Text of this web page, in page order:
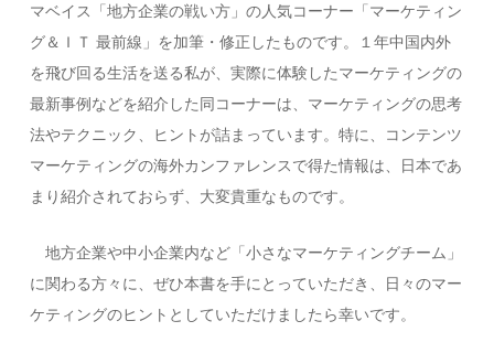
マベイス「地方企業の戦い方」の人気コーナー「マーケティン
グ＆ＩＴ 最前線」を加筆・修正したものです。１年中国内外
を飛び回る生活を送る私が、実際に体験したマーケティングの
最新事例などを紹介した同コーナーは、マーケティングの思考
法やテクニック、ヒントが詰まっています。特に、コンテンツ
マーケティングの海外カンファレンスで得た情報は、日本であ
まり紹介されておらず、大変貴重なものです。
地方企業や中小企業内など「小さなマーケティングチーム」
に関わる方々に、ぜひ本書を手にとっていただき、日々のマー
ケティングのヒントとしていただけましたら幸いです。